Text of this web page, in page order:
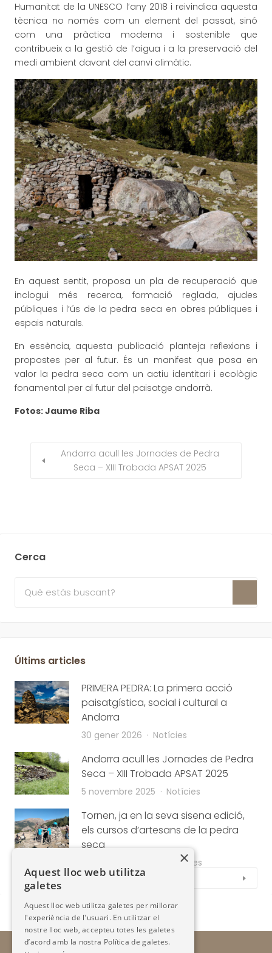
Humanitat de la UNESCO l’any 2018 i reivindica aquesta
tècnica no només com un element del passat, sinó
com una pràctica moderna i sostenible que
contribueix a la gestió de l’aigua i a la preservació del
medi ambient davant del canvi climàtic.
En aquest sentit, proposa un pla de recuperació que
inclogui més recerca, formació reglada, ajudes
públiques i l’ús de la pedra seca en obres públiques i
espais naturals.
En essència, aquesta publicació planteja reflexions i
propostes per al futur. És un manifest que posa en
valor la pedra seca com un actiu identitari i ecològic
fonamental per al futur del paisatge andorrà.
Fotos: Jaume Riba
Andorra acull les Jornades de Pedra
Seca – XIII Trobada APSAT 2025
Cerca
Últims articles
PRIMERA PEDRA: La primera acció
paisatgística, social i cultural a
Andorra
30 gener 2026 Notícies
Andorra acull les Jornades de Pedra
Seca – XIII Trobada APSAT 2025
5 novembre 2025 Notícies
Tornen, ja en la seva sisena edició,
els cursos d’artesans de la pedra
seca
Notícies
Veure tot
×
Aquest lloc web utilitza
galetes
Aquest lloc web utilitza galetes per millorar
l'experiència de l'usuari. En utilitzar el
nostre lloc web, accepteu totes les galetes
d’acord amb la nostra Política de galetes.